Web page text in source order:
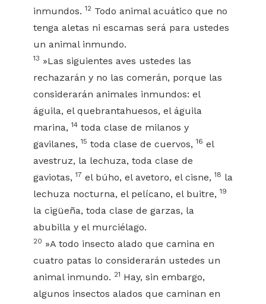
inmundos.12 Todo animal acuático que no
tenga aletas ni escamas será para ustedes
un animal inmundo.
13 »Las siguientes aves ustedes las
rechazarán y no las comerán, porque las
considerarán animales inmundos: el
águila, el quebrantahuesos, el águila
marina,14 toda clase de milanos y
gavilanes,15 toda clase de cuervos,16 el
avestruz, la lechuza, toda clase de
gaviotas,17 el búho, el avetoro, el cisne,18 la
lechuza nocturna, el pelícano, el buitre,19
la cigüeña, toda clase de garzas, la
abubilla y el murciélago.
20 »A todo insecto alado que camina en
cuatro patas lo considerarán ustedes un
animal inmundo. 21 Hay, sin embargo,
algunos insectos alados que caminan en